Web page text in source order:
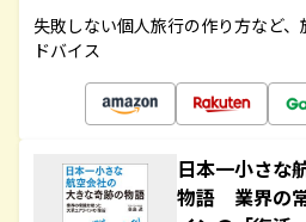
失敗しない個人旅行の作り方など
ドバイス
日本一小さな
物語 業界の